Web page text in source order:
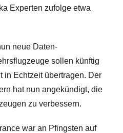
Experten zufolge etwa
neue Daten-
sollen künftig
in Echtzeit übertragen. Der
hat nun angekündigt, die
zu verbessern.
war an Pfingsten auf